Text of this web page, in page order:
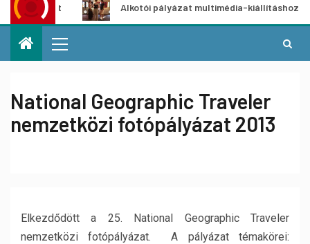
Alkotói pályázat multimédia-kiállításhoz
National Geographic Traveler
nemzetközi fotópályázat 2013
Elkezdődött a 25. National Geographic Traveler
nemzetközi fotópályázat. A pályázat témakörei: